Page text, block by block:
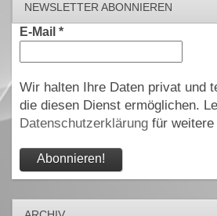
NEWSLETTER ABONNIEREN
E-Mail *
Wir halten Ihre Daten privat und
die diesen Dienst ermöglichen.
Datenschutzerklärungfür weitere